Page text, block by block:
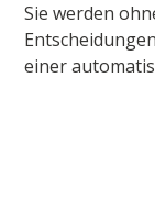
Sie werden
einer